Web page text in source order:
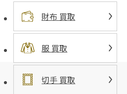
財布 買取
服 買取
切手 買取